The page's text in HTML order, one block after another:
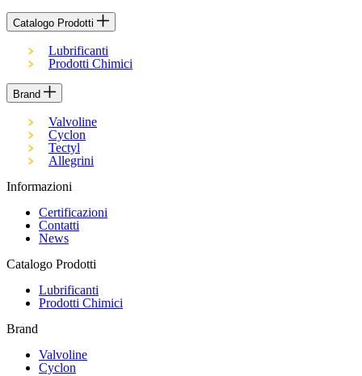
Catalogo Prodotti
Lubrificanti
Prodotti Chimici
Brand
Valvoline
Cyclon
Tectyl
Allegrini
Informazioni
Certificazioni
Contatti
News
Catalogo Prodotti
Lubrificanti
Prodotti Chimici
Brand
Valvoline
Cyclon